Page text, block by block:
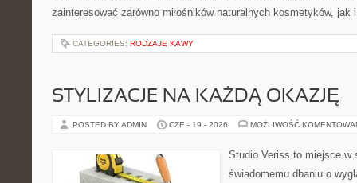
zainteresować zarówno miłośników naturalnych kosmetyków,
CATEGORIES: RODZAJE KAWY
STYLIZACJE NA KAŻDĄ OKAZJĘ
POSTED BY ADMIN CZE - 19 - 2026 MOŻLIWOŚĆ
Studio Veriss to miejsce w
świadomemu dbaniu o